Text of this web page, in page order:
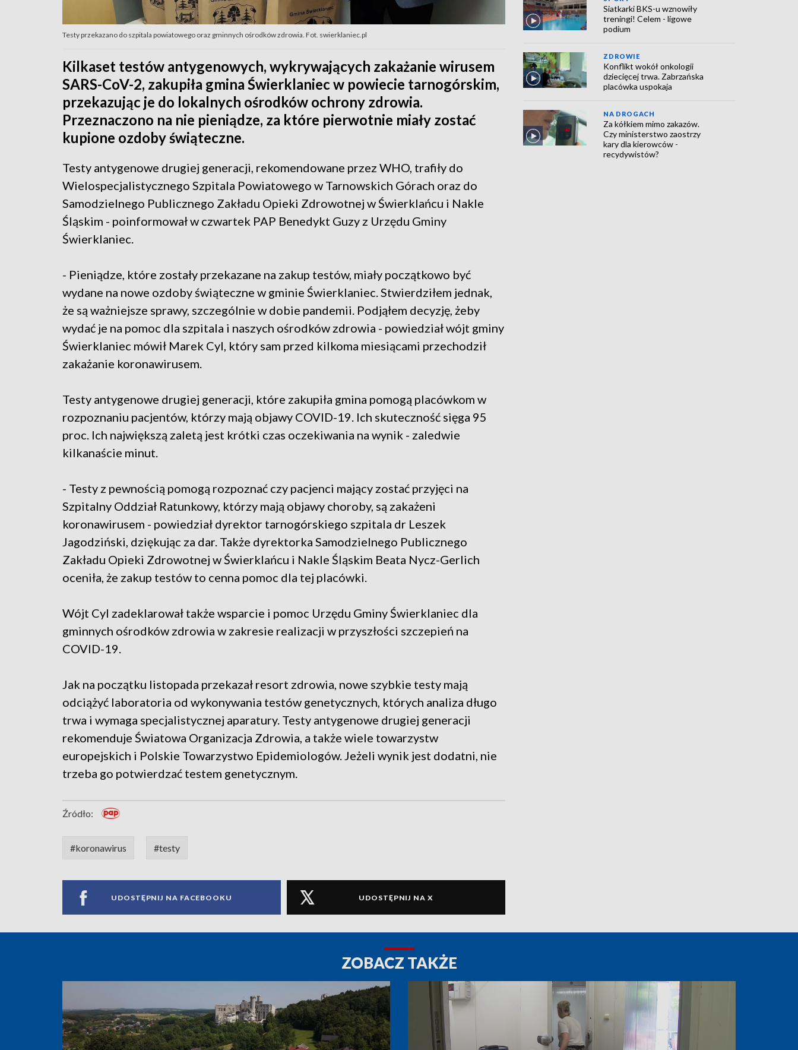
Testy przekazano do szpitala powiatowego oraz gminnych ośrodków zdrowia. Fot. swierklaniec.pl
Kilkaset testów antygenowych, wykrywających zakażanie wirusem
SARS-CoV-2, zakupiła gmina Świerklaniec w powiecie tarnogórskim,
przekazując je do lokalnych ośrodków ochrony zdrowia.
Przeznaczono na nie pieniądze, za które pierwotnie miały zostać
kupione ozdoby świąteczne.
Testy antygenowe drugiej generacji, rekomendowane przez WHO, trafiły do
Wielospecjalistycznego Szpitala Powiatowego w Tarnowskich Górach oraz do
Samodzielnego Publicznego Zakładu Opieki Zdrowotnej w Świerklańcu i Nakle
Śląskim - poinformował w czwartek PAP Benedykt Guzy z Urzędu Gminy
Świerklaniec.
- Pieniądze, które zostały przekazane na zakup testów, miały początkowo być
wydane na nowe ozdoby świąteczne w gminie Świerklaniec. Stwierdziłem jednak,
że są ważniejsze sprawy, szczególnie w dobie pandemii. Podjąłem decyzję, żeby
wydać je na pomoc dla szpitala i naszych ośrodków zdrowia - powiedział wójt gminy
Świerklaniec mówił Marek Cyl, który sam przed kilkoma miesiącami przechodził
zakażanie koronawirusem.
Testy antygenowe drugiej generacji, które zakupiła gmina pomogą placówkom w
rozpoznaniu pacjentów, którzy mają objawy COVID-19. Ich skuteczność sięga 95
proc. Ich największą zaletą jest krótki czas oczekiwania na wynik - zaledwie
kilkanaście minut.
- Testy z pewnością pomogą rozpoznać czy pacjenci mający zostać przyjęci na
Szpitalny Oddział Ratunkowy, którzy mają objawy choroby, są zakażeni
koronawirusem - powiedział dyrektor tarnogórskiego szpitala dr Leszek
Jagodziński, dziękując za dar. Także dyrektorka Samodzielnego Publicznego
Zakładu Opieki Zdrowotnej w Świerklańcu i Nakle Śląskim Beata Nycz-Gerlich
oceniła, że zakup testów to cenna pomoc dla tej placówki.
Wójt Cyl zadeklarował także wsparcie i pomoc Urzędu Gminy Świerklaniec dla
gminnych ośrodków zdrowia w zakresie realizacji w przyszłości szczepień na
COVID-19.
Jak na początku listopada przekazał resort zdrowia, nowe szybkie testy mają
odciążyć laboratoria od wykonywania testów genetycznych, których analiza długo
trwa i wymaga specjalistycznej aparatury. Testy antygenowe drugiej generacji
rekomenduje Światowa Organizacja Zdrowia, a także wiele towarzystw
europejskich i Polskie Towarzystwo Epidemiologów. Jeżeli wynik jest dodatni, nie
trzeba go potwierdzać testem genetycznym.
Źródło:
#koronawirus #testy
UDOSTĘPNIJ NA FACEBOOKU UDOSTĘPNIJ NA X
Siatkarki BKS-u wznowiły
treningi! Celem - ligowe
podium
ZDROWIE
Konflikt wokół onkologii
dziecięcej trwa. Zabrzańska
placówka uspokaja
NA DROGACH
Za kółkiem mimo zakazów.
Czy ministerstwo zaostrzy
kary dla kierowców -
recydywistów?
ZOBACZ TAKŻE